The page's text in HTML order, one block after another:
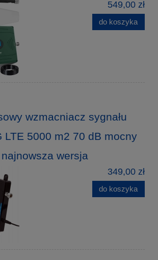
549,00 zł
do koszyka
wzmacniacz sygnału
LTE 5000 m2 70 dB mocny
wersja
349,00 zł
do koszyka